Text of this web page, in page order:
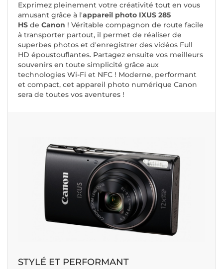
Exprimez pleinement votre créativité tout en vous
amusant grâce à l'appareil photo IXUS 285
HS de Canon ! Véritable compagnon de route facile
à transporter partout, il permet de réaliser de
superbes photos et d'enregistrer des vidéos Full
HD époustouflantes. Partagez ensuite vos meilleurs
souvenirs en toute simplicité grâce aux
technologies Wi-Fi et NFC ! Moderne, performant
et compact, cet appareil photo numérique Canon
sera de toutes vos aventures !
STYLÉ ET PERFORMANT